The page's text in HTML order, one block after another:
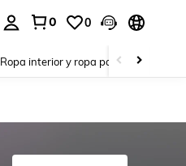
0 0
Ropa interior y ropa para dormir